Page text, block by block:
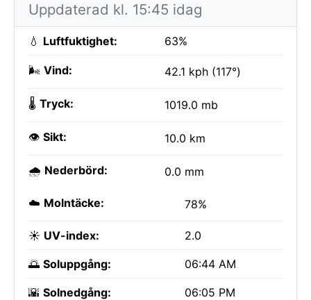
Uppdaterad kl. 15:45 idag
💧 Luftfuktighet: 63%
🌬️ Vind: 42.1 kph (117°)
🌡️ Tryck: 1019.0 mb
👁️ Sikt: 10.0 km
🌧️ Nederbörd: 0.0 mm
☁️ Molntäcke: 78%
☀️ UV-index: 2.0
🌅 Soluppgång: 06:44 AM
🌇 Solnedgång: 06:05 PM